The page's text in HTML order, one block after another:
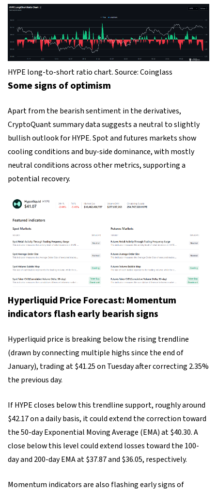
HYPE long-to-short ratio chart. Source: Coinglass
Some signs of optimism
Apart from the bearish sentiment in the derivatives,
CryptoQuant summary data suggests a neutral to slightly
bullish outlook for HYPE. Spot and futures markets show
cooling conditions and buy-side dominance, with mostly
neutral conditions across other metrics, supporting a
potential recovery.
Hyperliquid Price Forecast: Momentum
indicators flash early bearish signs
Hyperliquid price is breaking below the rising trendline
(drawn by connecting multiple highs since the end of
January), trading at $41.25 on Tuesday after correcting 2.35%
the previous day.
If HYPE closes below this trendline support, roughly around
$42.17 on a daily basis, it could extend the correction toward
the 50-day Exponential Moving Average (EMA) at $40.30. A
close below this level could extend losses toward the 100-
day and 200-day EMA at $37.87 and $36.05, respectively.
Momentum indicators are also flashing early signs of